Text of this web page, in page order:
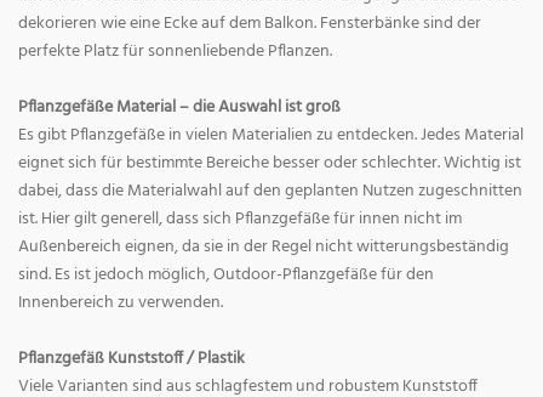
dekorieren wie eine Ecke auf dem Balkon. Fensterbänke sind der
perfekte Platz für sonnenliebende Pflanzen.
Pflanzgefäße Material – die Auswahl ist groß
Es gibt Pflanzgefäße in vielen Materialien zu entdecken. Jedes Material
eignet sich für bestimmte Bereiche besser oder schlechter. Wichtig ist
dabei, dass die Materialwahl auf den geplanten Nutzen zugeschnitten
ist. Hier gilt generell, dass sich Pflanzgefäße für innen nicht im
Außenbereich eignen, da sie in der Regel nicht witterungsbeständig
sind. Es ist jedoch möglich, Outdoor-Pflanzgefäße für den
Innenbereich zu verwenden.
Pflanzgefäß Kunststoff / Plastik
Viele Varianten sind aus schlagfestem und robustem Kunststoff